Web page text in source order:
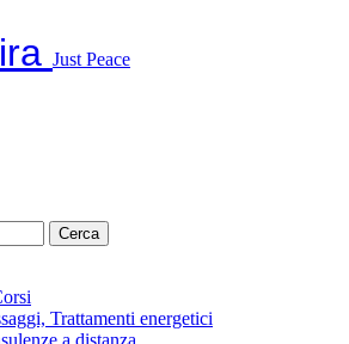
Just Peace
Trattamenti energetici
a distanza